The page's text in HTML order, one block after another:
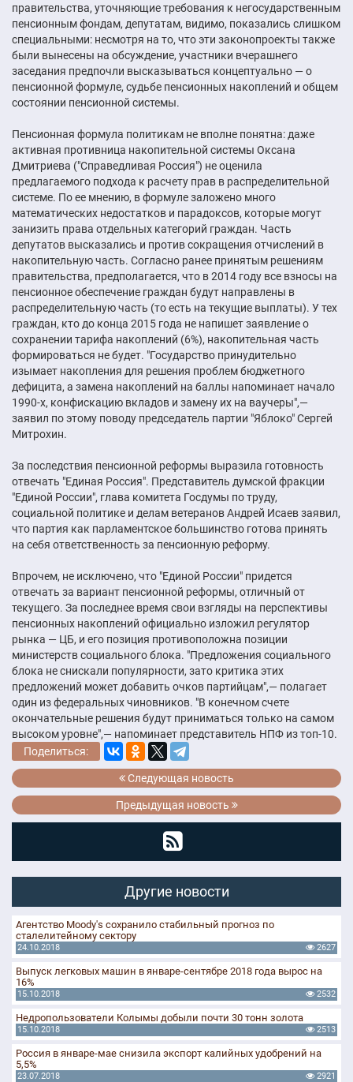
правительства, уточняющие требования к негосударственным
пенсионным фондам, депутатам, видимо, показались слишком
специальными: несмотря на то, что эти законопроекты также
были вынесены на обсуждение, участники вчерашнего
заседания предпочли высказываться концептуально — о
пенсионной формуле, судьбе пенсионных накоплений и общем
состоянии пенсионной системы.
Пенсионная формула политикам не вполне понятна: даже
активная противница накопительной системы Оксана
Дмитриева ("Справедливая Россия") не оценила
предлагаемого подхода к расчету прав в распределительной
системе. По ее мнению, в формуле заложено много
математических недостатков и парадоксов, которые могут
занизить права отдельных категорий граждан. Часть
депутатов высказались и против сокращения отчислений в
накопительную часть. Согласно ранее принятым решениям
правительства, предполагается, что в 2014 году все взносы на
пенсионное обеспечение граждан будут направлены в
распределительную часть (то есть на текущие выплаты). У тех
граждан, кто до конца 2015 года не напишет заявление о
сохранении тарифа накоплений (6%), накопительная часть
формироваться не будет. "Государство принудительно
изымает накопления для решения проблем бюджетного
дефицита, а замена накоплений на баллы напоминает начало
1990-х, конфискацию вкладов и замену их на ваучеры",—
заявил по этому поводу председатель партии "Яблоко" Сергей
Митрохин.
За последствия пенсионной реформы выразила готовность
отвечать "Единая Россия". Представитель думской фракции
"Единой России", глава комитета Госдумы по труду,
социальной политике и делам ветеранов Андрей Исаев заявил,
что партия как парламентское большинство готова принять
на себя ответственность за пенсионную реформу.
Впрочем, не исключено, что "Единой России" придется
отвечать за вариант пенсионной реформы, отличный от
текущего. За последнее время свои взгляды на перспективы
пенсионных накоплений официально изложил регулятор
рынка — ЦБ, и его позиция противоположна позиции
министерств социального блока. "Предложения социального
блока не снискали популярности, зато критика этих
предложений может добавить очков партийцам",— полагает
один из федеральных чиновников. "В конечном счете
окончательные решения будут приниматься только на самом
высоком уровне",— напоминает представитель НПФ из топ-10.
Поделиться:
Следующая новость
Предыдущая новость
Другие новости
Агентство Moody's сохранило стабильный прогноз по
сталелитейному сектору
24.10.2018 2627
Выпуск легковых машин в январе-сентябре 2018 года вырос на
16%
15.10.2018 2532
Недропользователи Колымы добыли почти 30 тонн золота
15.10.2018 2513
Россия в январе-мае снизила экспорт калийных удобрений на
5,5%
23.07.2018 2921